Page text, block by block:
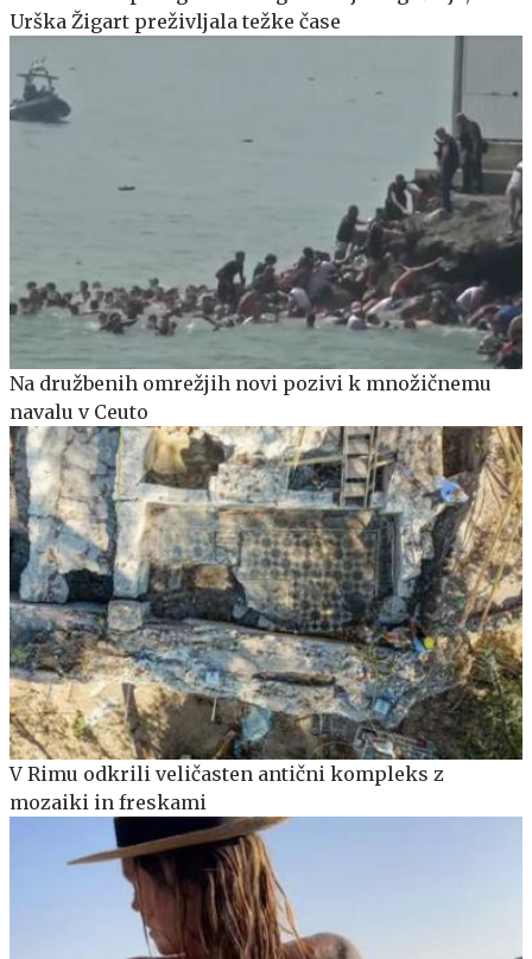
Urška Žigart preživljala težke čase
Na družbenih omrežjih novi pozivi k množičnemu
navalu v Ceuto
V Rimu odkrili veličasten antični kompleks z
mozaiki in freskami